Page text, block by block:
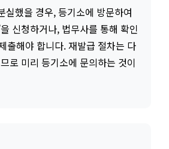
실했을 경우, 등기소에 방문하여
신청하거나, 법무사를 통해 확인
출해야 합니다. 재발급 절차는 다
로 미리 등기소에 문의하는 것이